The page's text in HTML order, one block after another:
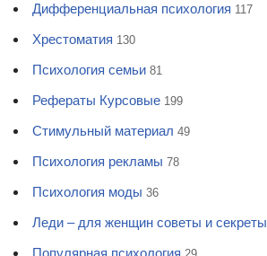
Дифференциальная психология 117
Хрестоматия 130
Психология семьи 81
Рефераты Курсовые 199
Стимульный материал 49
Психология рекламы 78
Психология моды 36
Леди – для женщин советы и секреты